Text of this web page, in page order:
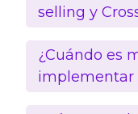
selling y
¿Cuándo es
implementar